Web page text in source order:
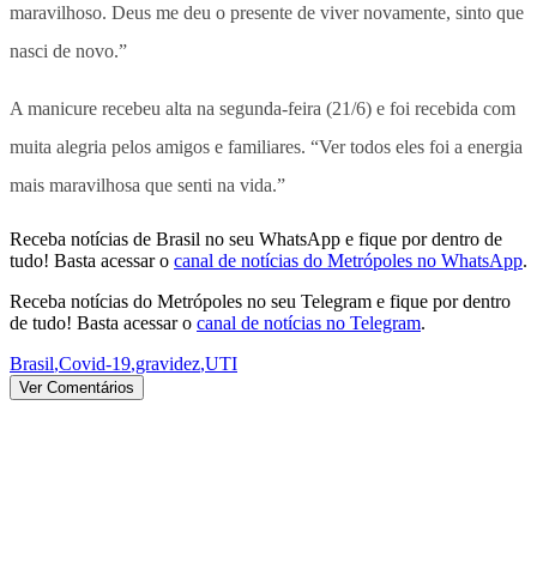
maravilhoso. Deus me deu o presente de viver novamente, sinto que
nasci de novo.”
A manicure recebeu alta na segunda-feira (21/6) e foi recebida com
muita alegria pelos amigos e familiares. “Ver todos eles foi a energia
mais maravilhosa que senti na vida.”
Receba notícias de Brasil no seu WhatsApp e fique por dentro de
tudo! Basta acessar o canal de notícias do Metrópoles no WhatsApp.
Receba notícias do Metrópoles no seu Telegram e fique por dentro
de tudo! Basta acessar o canal de notícias no Telegram.
Brasil,Covid-19,gravidez,UTI
Ver Comentários